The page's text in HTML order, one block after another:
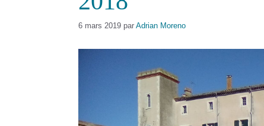
6 mars 2019 par Adrian Moreno